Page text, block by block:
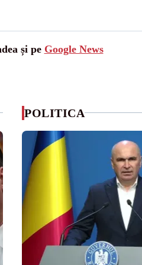
și pe Google News
POLITICA